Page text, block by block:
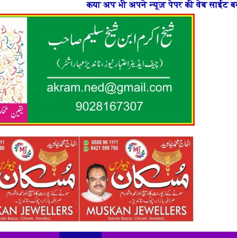
कया अप भी अपने न्यूज़ पेपर की वेब साईट बनाना चाहते है या फिर